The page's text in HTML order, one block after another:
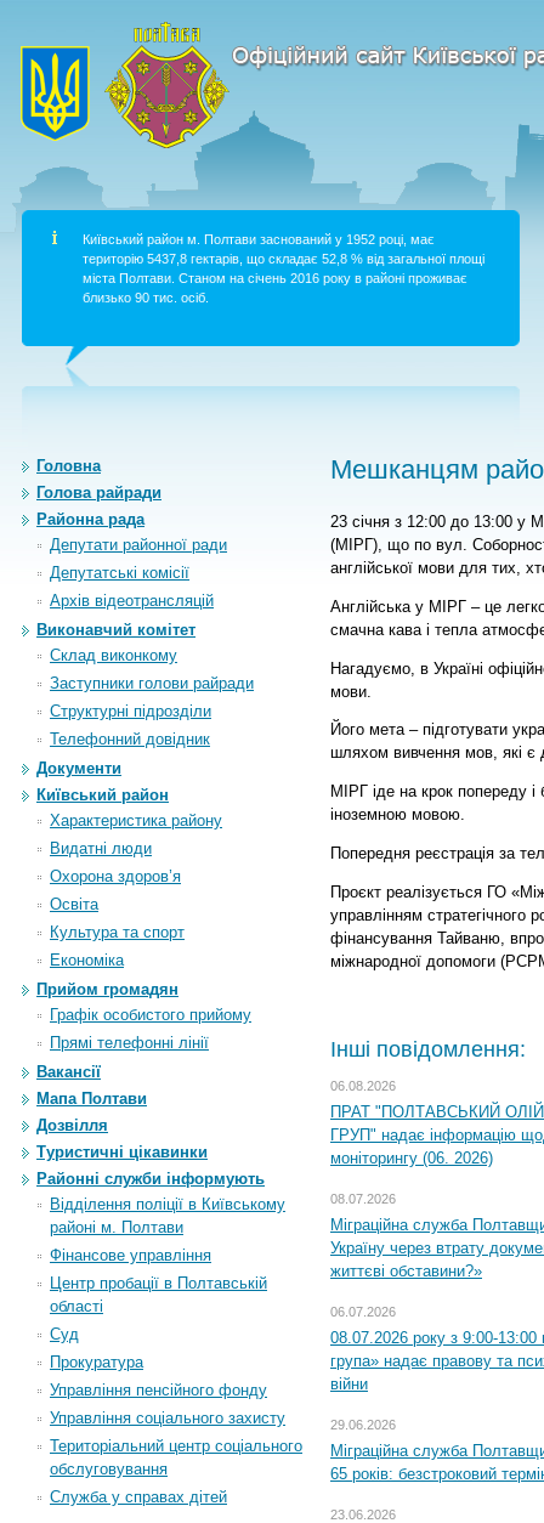
Київський район м. Полтави заснований у 1952 році, має
територію 5437,8 гектарів, що складає 52,8 % від загальної площі
міста Полтави. Станом на січень 2016 року в районі проживає
близько 90 тис. осіб.
Головна
Голова райради
Районна рада
Депутати районної ради
Депутатські комісії
Архiв вiдеотрансляцiй
Виконавчий комітет
Склад виконкому
Заступники голови райради
Структурні підрозділи
Телефонний довідник
Документи
Київський район
Характеристика району
Видатні люди
Охорона здоров’я
Освіта
Культура та спорт
Економіка
Прийом громадян
Графік особистого прийому
Прямі телефонні лінії
Вакансії
Мапа Полтави
Дозвілля
Туристичні цікавинки
Районні служби інформують
Відділення поліції в Київському
районі м. Полтави
Фінансове управління
Центр пробації в Полтавській
області
Суд
Прокуратура
Управління пенсійного фонду
Управління соціального захисту
Територіальний центр соціального
обслуговування
Служба у справах дітей
Мешканцям
23 січня з 12:00 до 13:00 у
(МІРГ), що по вул.
англійської мови для тих,
Англійська у МІРГ – це
смачна кава і тепла
Нагадуємо, в Україні
мови.
Його мета – підготувати
шляхом вивчення мов, які є
МІРГ іде на крок попереду
іноземною мовою.
Попередня реєстрація за
Проєкт реалізується ГО
управлінням стратегічного
фінансування Тайваню,
міжнародної допомоги
Інші повідомлення:
06.08.2026
ПРАТ "ПОЛТАВСЬКИЙ
ГРУП" надає інформацію
моніторингу (06. 2026)
08.07.2026
Міграційна служба
Україну через втрату
життєві обставини?»
06.07.2026
08.07.2026 року з 9:00-13:00
група» надає правову та
війни
29.06.2026
Міграційна служба
65 років: безстроковий
23.06.2026